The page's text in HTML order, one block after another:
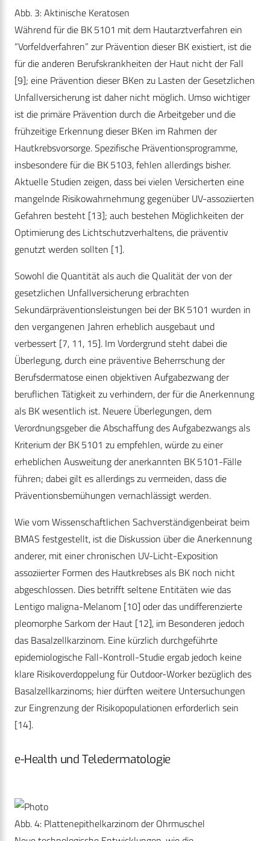
Abb. 3: Aktinische Keratosen
Während für die BK 5101 mit dem Hautarztverfahren ein
“Vorfeldverfahren” zur Prävention dieser BK existiert, ist die
für die anderen Berufskrankheiten der Haut nicht der Fall
[9]; eine Prävention dieser BKen zu Lasten der Gesetzlichen
Unfallversicherung ist daher nicht möglich. Umso wichtiger
ist die primäre Prävention durch die Arbeitgeber und die
frühzeitige Erkennung dieser BKen im Rahmen der
Hautkrebsvorsorge. Spezifische Präventionsprogramme,
insbesondere für die BK 5103, fehlen allerdings bisher.
Aktuelle Studien zeigen, dass bei vielen Versicherten eine
mangelnde Risikowahrnehmung gegenüber UV-assoziierten
Gefahren besteht [13]; auch bestehen Möglichkeiten der
Optimierung des Lichtschutzverhaltens, die präventiv
genutzt werden sollten [1].
Sowohl die Quantität als auch die Qualität der von der
gesetzlichen Unfallversicherung erbrachten
Sekundärpräventionsleistungen bei der BK 5101 wurden in
den vergangenen Jahren erheblich ausgebaut und
verbessert [7, 11, 15]. Im Vordergrund steht dabei die
Überlegung, durch eine präventive Beherrschung der
Berufsdermatose einen objektiven Aufgabezwang der
beruflichen Tätigkeit zu verhindern, der für die Anerkennung
als BK wesentlich ist. Neuere Überlegungen, dem
Verordnungsgeber die Abschaffung des Aufgabezwangs als
Kriterium der BK 5101 zu empfehlen, würde zu einer
erheblichen Ausweitung der anerkannten BK 5101-Fälle
führen; dabei gilt es allerdings zu vermeiden, dass die
Präventionsbemühungen vernachlässigt werden.
Wie vom Wissenschaftlichen Sachverständigenbeirat beim
BMAS festgestellt, ist die Diskussion über die Anerkennung
anderer, mit einer chronischen UV-Licht-Exposition
assoziierter Formen des Hautkrebses als BK noch nicht
abgeschlossen. Dies betrifft seltene Entitäten wie das
Lentigo maligna-Melanom [10] oder das undifferenzierte
pleomorphe Sarkom der Haut [12], im Besonderen jedoch
das Basalzellkarzinom. Eine kürzlich durchgeführte
epidemiologische Fall-Kontroll-Studie ergab jedoch keine
klare Risikoverdoppelung für Outdoor-Worker bezüglich des
Basalzellkarzinoms; hier dürften weitere Untersuchungen
zur Eingrenzung der Risikopopulationen erforderlich sein
[14].
e-Health und Teledermatologie
Abb. 4: Plattenepithelkarzinom der Ohrmuschel